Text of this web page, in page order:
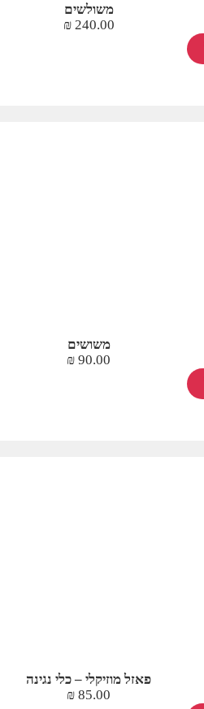
משולשים
240.00
₪
משושים
90.00
₪
פאזל מוזיקלי – כלי נגינה
85.00
₪